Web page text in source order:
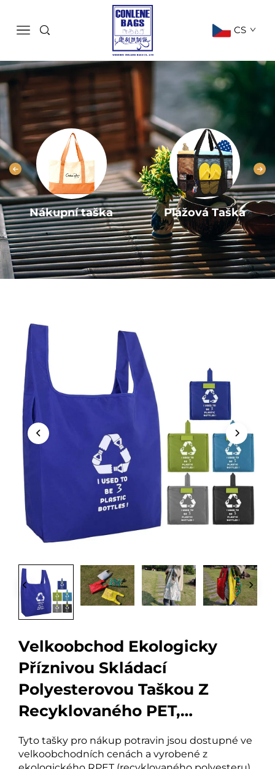
CS
Nákupní taška Plážová Taška
Velkoobchod Ekologicky
Příznivou Skládací
Polyesterovou Taškou Z
Recyklovaného PET,
Opakovaně Použitelnou, S
Vlastním Potiskem Pro
Tyto tašky pro nákup potravin jsou dostupné ve
velkoobchodních cenách a vyrobené z